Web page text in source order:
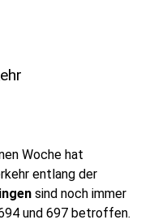
Woche hat
entlang der
sind noch immer
und 697 betroffen.